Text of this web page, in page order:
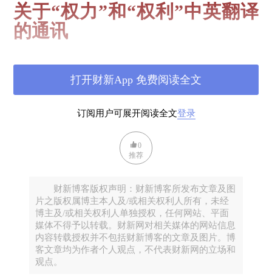
关于“权力”和“权利”中英翻译
的通讯
陈有西复胡兆云
很好，我正为这个考虑着，你的信太及时了。我会
在演讲中说下您的观点。
感谢你这么关注我的行踪，并给出这样好的建议。
希望有机会厦门见。
会向卫方教授代问好。
谢谢
陈有西 律师
订阅用户可展开阅读全文登录
打开财新App 免费阅读全文
0
推荐
财新博客版权声明：财新博客所发布文章及图
片之版权属博主本人及/或相关权利人所有，未经
博主及/或相关权利人单独授权，任何网站、平面
媒体不得予以转载。财新网对相关媒体的网站信息
内容转载授权并不包括财新博客的文章及图片。博
客文章均为作者个人观点，不代表财新网的立场和
观点。